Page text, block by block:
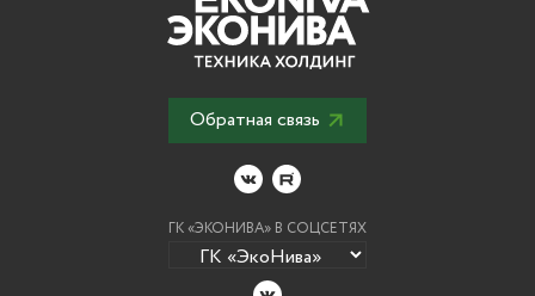
Обратная связь
ГК «ЭКОНИВА» В СОЦСЕТЯХ